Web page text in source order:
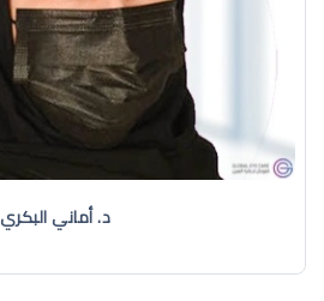
د. أماني البكري